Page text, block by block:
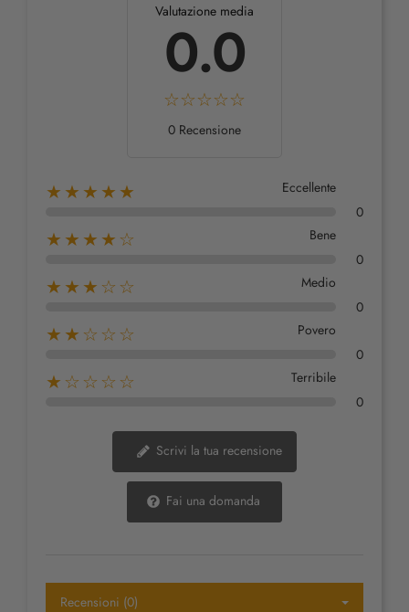
Valutazione media
0.0
0 Recensione
★★★★★
Eccellente
0
★★★★☆
Bene
0
★★★☆☆
Medio
0
★★☆☆☆
Povero
0
★☆☆☆☆
Terribile
0
Scrivi la tua recensione
Fai una domanda
Recensioni (0)